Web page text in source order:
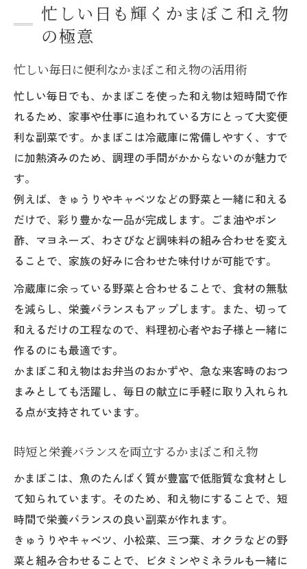
忙しい日も輝くかまぼこ和え物
の極意
忙しい毎日に便利なかまぼこ和え物の活用術
忙しい毎日でも、かまぼこを使った和え物は短時間で作
れるため、家事や仕事に追われている方にとって大変便
利な副菜です。かまぼこは冷蔵庫に常備しやすく、すで
に加熱済みのため、調理の手間がかからないのが魅力で
す。
例えば、きゅうりやキャベツなどの野菜と一緒に和える
だけで、彩り豊かな一品が完成します。ごま油やポン
酢、マヨネーズ、わさびなど調味料の組み合わせを変え
ることで、家族の好みに合わせた味付けが可能です。
冷蔵庫に余っている野菜と合わせることで、食材の無駄
を減らし、栄養バランスもアップします。また、切って
和えるだけの工程なので、料理初心者やお子様と一緒に
作るのにも最適です。
かまぼこ和え物はお弁当のおかずや、急な来客時のおつ
まみとしても活躍し、毎日の献立に手軽に取り入れられ
る点が支持されています。
時短と栄養バランスを両立するかまぼこ和え物
かまぼこは、魚のたんぱく質が豊富で低脂質な食材とし
て知られています。そのため、和え物にすることで、短
時間で栄養バランスの良い副菜が作れます。
きゅうりやキャベツ、小松菜、三つ葉、オクラなどの野
菜と組み合わせることで、ビタミンやミネラルも一緒に